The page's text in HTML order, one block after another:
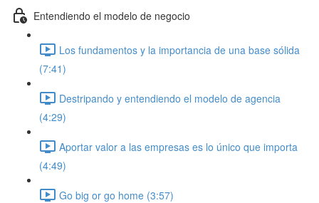
Entendiendo el modelo de negocio
Los fundamentos y la importancia de una base sólida
(7:41)
Destripando y entendiendo el modelo de agencia
(4:29)
Aportar valor a las empresas es lo único que importa
(4:49)
Go big or go home (3:57)